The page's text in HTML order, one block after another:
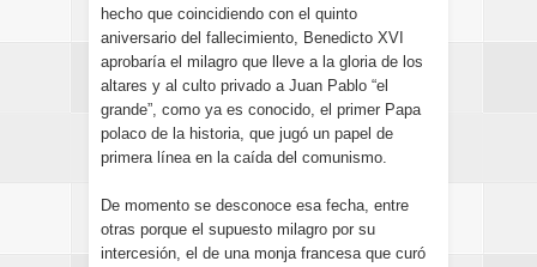
hecho que coincidiendo con el quinto
aniversario del fallecimiento, Benedicto XVI
aprobaría el milagro que lleve a la gloria de los
altares y al culto privado a Juan Pablo “el
grande”, como ya es conocido, el primer Papa
polaco de la historia, que jugó un papel de
primera línea en la caída del comunismo.
De momento se desconoce esa fecha, entre
otras porque el supuesto milagro por su
intercesión, el de una monja francesa que curó